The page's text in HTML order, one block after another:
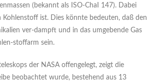
(bekannt als ISO-ChaI 147). Dabei
ist. Dies könnte bedeuten, daß den
ver-dampft und in das umgebende Gas
stoffarm sein.
der NASA offengelegt, zeigt die
beobachtet wurde, bestehend aus 13